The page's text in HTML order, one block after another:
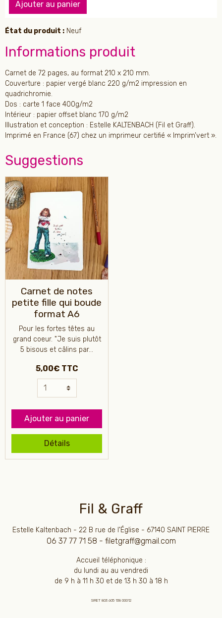
Ajouter au panier
État du produit : Neuf
Informations produit
Carnet de 72 pages, au format 210 x 210 mm.
Couverture : papier vergé blanc 220 g/m2 impression en
quadrichromie.
Dos : carte 1 face 400g/m2
Intérieur : papier offset blanc 170 g/m2
Illustration et conception : Estelle KALTENBACH (Fil et Graff).
Imprimé en France (67) chez un imprimeur certifié « Imprim’vert ».
Suggestions
Carnet de notes
petite fille qui boude
format A6
Pour les fortes têtes au
grand coeur. "Je suis plutôt
5 bisous et câlins par...
5,00€ TTC
Ajouter au panier
Détails
Fil & Graff
Estelle Kaltenbach - 22 B rue de l'Église - 67140 SAINT PIERRE
06 37 77 71 58 - filetgraff@gmail.com
Accueil téléphonique :
du lundi au au vendredi
de 9 h à 11 h 30 et de 13 h 30 à 18 h
SIRET 803 605 138 00012